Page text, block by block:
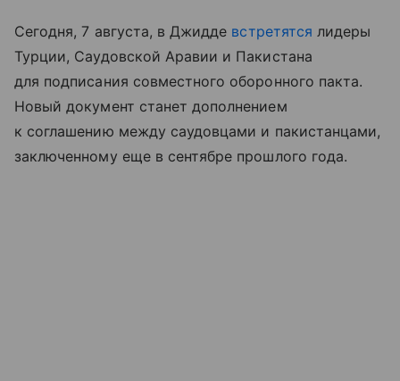
Сегодня, 7 августа, в Джидде встретятся лидеры
Турции, Саудовской Аравии и Пакистана
для подписания совместного оборонного пакта.
Новый документ станет дополнением
к соглашению между саудовцами и пакистанцами,
заключенному еще в сентябре прошлого года.